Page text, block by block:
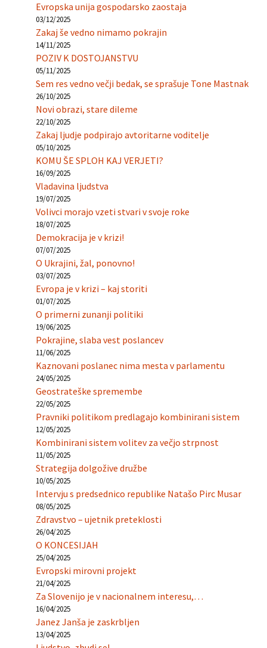
Evropska unija gospodarsko zaostaja
03/12/2025
Zakaj še vedno nimamo pokrajin
14/11/2025
POZIV K DOSTOJANSTVU
05/11/2025
Sem res vedno večji bedak, se sprašuje Tone Mastnak
26/10/2025
Novi obrazi, stare dileme
22/10/2025
Zakaj ljudje podpirajo avtoritarne voditelje
05/10/2025
KOMU ŠE SPLOH KAJ VERJETI?
16/09/2025
Vladavina ljudstva
19/07/2025
Volivci morajo vzeti stvari v svoje roke
18/07/2025
Demokracija je v krizi!
07/07/2025
O Ukrajini, žal, ponovno!
03/07/2025
Evropa je v krizi – kaj storiti
01/07/2025
O primerni zunanji politiki
19/06/2025
Pokrajine, slaba vest poslancev
11/06/2025
Kaznovani poslanec nima mesta v parlamentu
24/05/2025
Geostrateške spremembe
22/05/2025
Pravniki politikom predlagajo kombinirani sistem
12/05/2025
Kombinirani sistem volitev za večjo strpnost
11/05/2025
Strategija dolgožive družbe
10/05/2025
Intervju s predsednico republike Natašo Pirc Musar
08/05/2025
Zdravstvo – ujetnik preteklosti
26/04/2025
O KONCESIJAH
25/04/2025
Evropski mirovni projekt
21/04/2025
Za Slovenijo je v nacionalnem interesu,…
16/04/2025
Janez Janša je zaskrbljen
13/04/2025